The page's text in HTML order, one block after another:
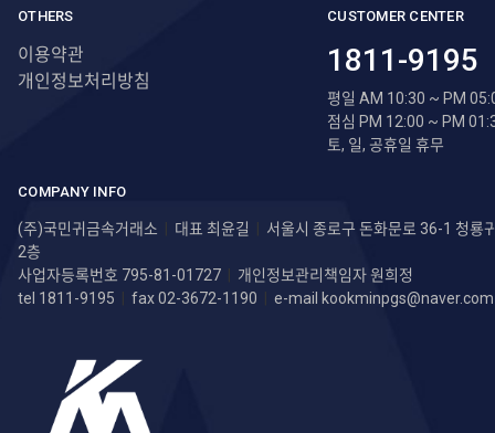
OTHERS
이용약관
개인정보처리방침
CUSTOMER CENTER
1811-9195
평일 AM 10:30 ~ PM
점심 PM 12:00 ~ PM
토, 일, 공휴일 휴무
COMPANY INFO
(주)국민귀금속거래소 | 대표 최윤길 | 서울시 종로구 돈화문로 36-1 청룡
2층
사업자등록번호 795-81-01727 | 개인정보관리책임자 원희정
tel 1811-9195 | fax 02-3672-1190 | e-mail kookminpgs@naver.com